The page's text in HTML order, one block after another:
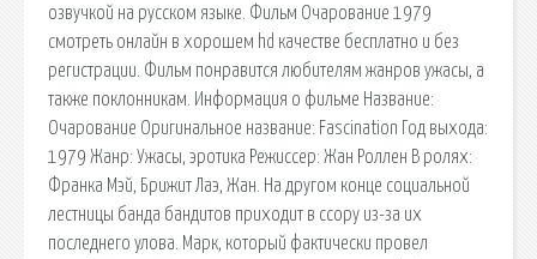
озвучкой на русском языке. Фильм Очарование 1979
смотреть онлайн в хорошем hd качестве бесплатно и без
регистрации. Фильм понравится любителям жанров ужасы, а
также поклонникам. Информация о фильме Название:
Очарование Оригинальное название: Fascination Год выхода:
1979 Жанр: Ужасы, эротика Режиссер: Жан Роллен В ролях:
Франка Мэй, Брижит Лаэ, Жан. На другом конце социальной
лестницы банда бандитов приходит в ссору из-за их
последнего улова. Марк, который фактически провел